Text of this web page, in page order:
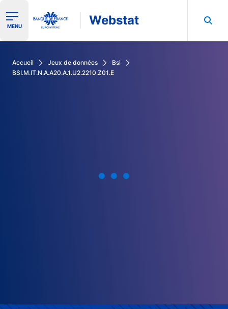
Ouvrir le menu de navigation
MENU Webstat
Accueil Jeux de données
Bsi
BSI.M.IT.N.A.A20.A.1.U2.2210.Z01.E